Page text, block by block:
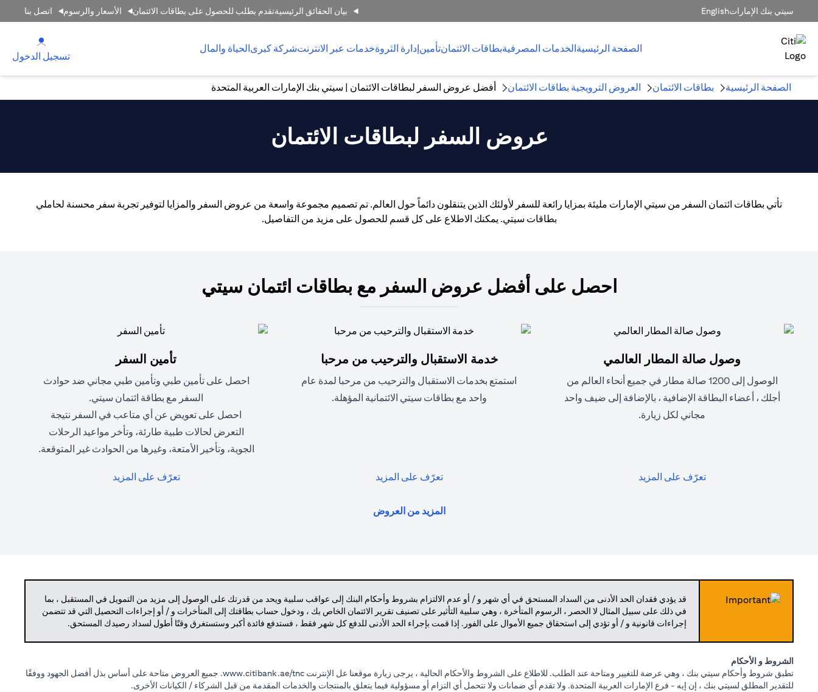
سيتي بنك الإماراتEnglish بيان الحقائق الرئيسيةتقدم بطلب للحصول على بطاقات الائتمان الأسعار والرسوم اتصل بنا
الصفحة الرئيسيةالخدمات المصرفيةبطاقات الائتمانتأمينإدارة الثروةخدمات عبر الانترنتشركة كبرىالحياة والمال
تسجيل الدخول
الصفحة الرئيسية بطاقات الائتمان العروض الترويجية بطاقات الائتمان أفضل عروض السفر لبطاقات الائتمان | سيتي بنك الإمارات العربية المتحدة
عروض السفر لبطاقات الائتمان
تأتي بطاقات ائتمان السفر من سيتي الإمارات مليئة بمزايا رائعة للسفر لأولئك الذين يتنقلون دائماً حول العالم. تم تصميم مجموعة واسعة من عروض السفر والمزايا لتوفير تجربة سفر محسنة لحاملي
بطاقات سيتي. يمكنك الاطلاع على كل قسم للحصول على مزيد من التفاصيل.
احصل على أفضل عروض السفر مع بطاقات ائتمان سيتي
وصول صالة المطار العالمي
الوصول إلى 1200 صالة مطار في جميع أنحاء العالم من
أجلك ، أعضاء البطاقة الإضافية ، بالإضافة إلى ضيف واحد
مجاني لكل زيارة.
تعرّف على المزيد
خدمة الاستقبال والترحيب من مرحبا
استمتع بخدمات الاستقبال والترحيب من مرحبا لمدة عام
واحد مع بطاقات سيتي الائتمانية المؤهلة.
تعرّف على المزيد
تأمين السفر
احصل على تأمين طبي وتأمين طبي مجاني ضد حوادث
السفر مع بطاقة ائتمان سيتي.
احصل على تعويض عن أي متاعب في السفر نتيجة
التعرض لحالات طبية طارئة، وتأخر مواعيد الرحلات
الجوية، وتأخير الأمتعة، وغيرها من الحوادث غير المتوقعة.
تعرّف على المزيد
المزيد من العروض
قد يؤدي فقدان الحد الأدنى من السداد المستحق في أي شهر و / أو عدم الالتزام بشروط وأحكام البنك إلى عواقب سلبية ويحد من قدرتك على الوصول إلى مزيد من التمويل في المستقبل ، بما
في ذلك على سبيل المثال لا الحصر ، الرسوم المتأخرة ، وهي سلبية التأثير على تصنيف تقرير الائتمان الخاص بك ، ودخول حساب بطاقتك إلى المتأخرات و / أو إجراءات التحصيل التي قد تتضمن
إجراءات قانونية و / أو تؤدي إلى استحقاق جميع الأموال على الفور. إذا قمت بإجراء الحد الأدنى للدفع كل شهر فقط ، فستدفع فائدة أكبر وستستغرق وقتًا أطول لسداد رصيدك المستحق.
الشروط و الأحكام
تطبق شروط وأحكام سيتي بنك ، وهي عرضة للتغيير ومتاحة عند الطلب. للاطلاع على الشروط والأحكام الحالية ، يرجى زيارة موقعنا عل الإنترنت www.citibank.ae/tnc. جميع العروض متاحة على أساس بذل أفضل الجهود ووفقًا
للتقدير المطلق لسيتي بنك ، إن إيه - فرع الإمارات العربية المتحدة. ولا تقدم أي ضمانات ولا تتحمل أي التزام أو مسؤولية فيما يتعلق بالمنتجات والخدمات المقدمة من قبل الشركاء / الكيانات الأخرى.